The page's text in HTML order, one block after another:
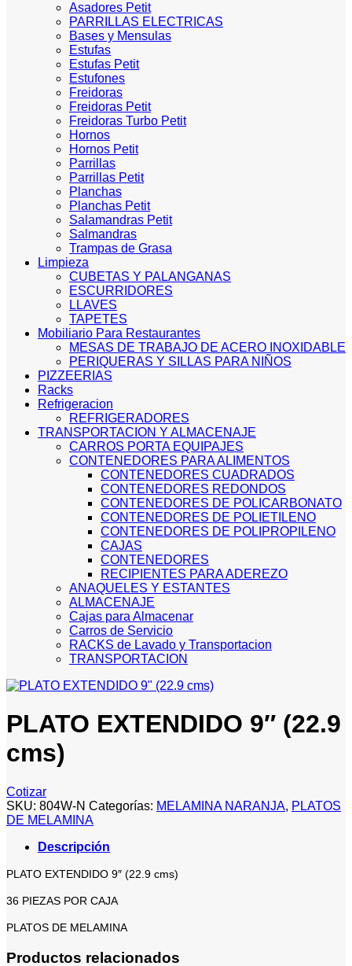
Asadores Petit
PARRILLAS ELECTRICAS
Bases y Mensulas
Estufas
Estufas Petit
Estufones
Freidoras
Freidoras Petit
Freidoras Turbo Petit
Hornos
Hornos Petit
Parrillas
Parrillas Petit
Planchas
Planchas Petit
Salamandras Petit
Salmandras
Trampas de Grasa
Limpieza
CUBETAS Y PALANGANAS
ESCURRIDORES
LLAVES
TAPETES
Mobiliario Para Restaurantes
MESAS DE TRABAJO DE ACERO INOXIDABLE
PERIQUERAS Y SILLAS PARA NIÑOS
PIZZEERIAS
Racks
Refrigeracion
REFRIGERADORES
TRANSPORTACION Y ALMACENAJE
CARROS PORTA EQUIPAJES
CONTENEDORES PARA ALIMENTOS
CONTENEDORES CUADRADOS
CONTENEDORES REDONDOS
CONTENEDORES DE POLICARBONATO
CONTENEDORES DE POLIETILENO
CONTENEDORES DE POLIPROPILENO
CAJAS
CONTENEDORES
RECIPIENTES PARA ADEREZO
ANAQUELES Y ESTANTES
ALMACENAJE
Cajas para Almacenar
Carros de Servicio
RACKS de Lavado y Transportacion
TRANSPORTACION
PLATO EXTENDIDO 9″ (22.9
cms)
Cotizar
SKU: 804W-N Categorías: MELAMINA NARANJA, PLATOS
DE MELAMINA
Descripción
PLATO EXTENDIDO 9″ (22.9 cms)
36 PIEZAS POR CAJA
PLATOS DE MELAMINA
Productos relacionados